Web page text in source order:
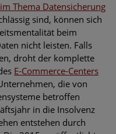
Markennamen –
Unternehmen und
Thema Datensicherung
sind, können sich
beim
nicht leisten. Falls
droht der komplette
E-Commerce-Centers
die von
betroffen
in die Insolvenz
entstehen durch